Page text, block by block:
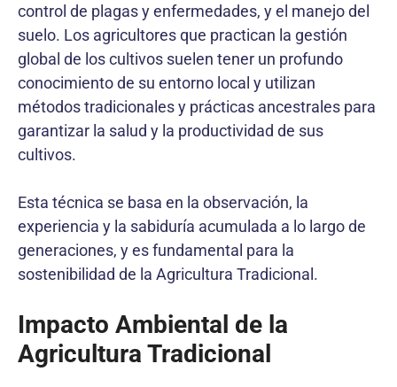
control de plagas y enfermedades, y el manejo del
suelo. Los agricultores que practican la gestión
global de los cultivos suelen tener un profundo
conocimiento de su entorno local y utilizan
métodos tradicionales y prácticas ancestrales para
garantizar la salud y la productividad de sus
cultivos.
Esta técnica se basa en la observación, la
experiencia y la sabiduría acumulada a lo largo de
generaciones, y es fundamental para la
sostenibilidad de la Agricultura Tradicional.
Impacto Ambiental de la
Agricultura Tradicional